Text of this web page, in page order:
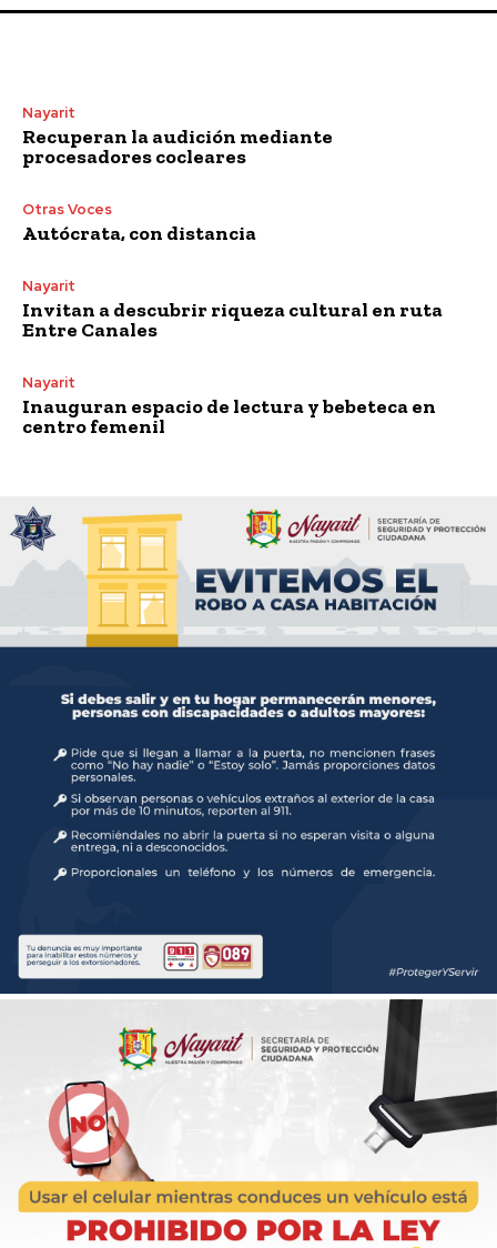
Nayarit
Recuperan la audición mediante
procesadores cocleares
Otras Voces
Autócrata, con distancia
Nayarit
Invitan a descubrir riqueza cultural en ruta
Entre Canales
Nayarit
Inauguran espacio de lectura y bebeteca en
centro femenil